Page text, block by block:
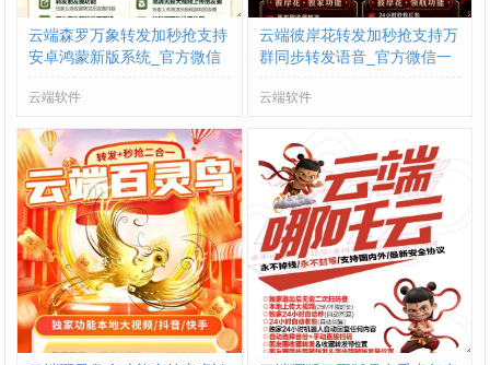
云端森罗万象转发加秒抢支持
安卓鸿蒙新版系统_官方微信
云端软件
云端彼岸花转发加秒抢支持万
群同步转发语音_官方微信一
云端软件